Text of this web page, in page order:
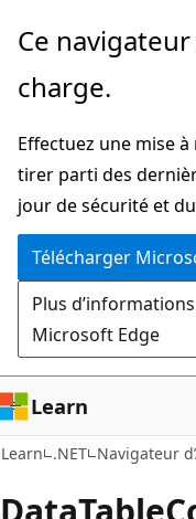
Passer
directement
au
principal
Passer
la
dans
la
page
Ce
charge.
Effectuez une mise
tirer parti des
jour de sécurité et
Télécharger
Plus
Microsoft Edge
Learn
Learn .NET Navigateur